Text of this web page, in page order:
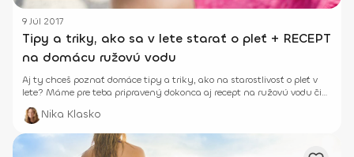
9 Júl 2017
Tipy a triky, ako sa v lete starať o pleť + RECEPT
na domácu ružovú vodu
Aj ty chceš poznať domáce tipy a triky, ako na starostlivosť o pleť v
lete? Máme pre teba pripravený dokonca aj recept na ružovú vodu či
kávový píling.
Nika Klasko